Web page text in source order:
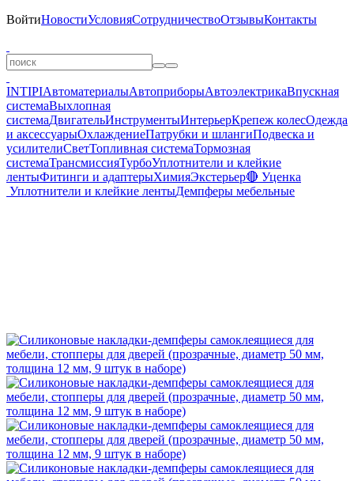
ВойтиНовостиУсловияСотрудничествоОтзывыКонтакты
INTIPIАвтоматериалыАвтоприборыАвтоэлектрикаВпускная
системаВыхлопная
системаДвигательИнструментыИнтерьерКрепеж колесОдежда
и аксессуарыОхлаждениеПатрубки и шлангиПодвеска и
усилителиСветТопливная системаТормозная
системаТрансмиссияТурбоУплотнители и клейкие
лентыФитинги и адаптерыХимияЭкстерьер🔴 Уценка
Уплотнители и клейкие лентыДемпферы мебельные